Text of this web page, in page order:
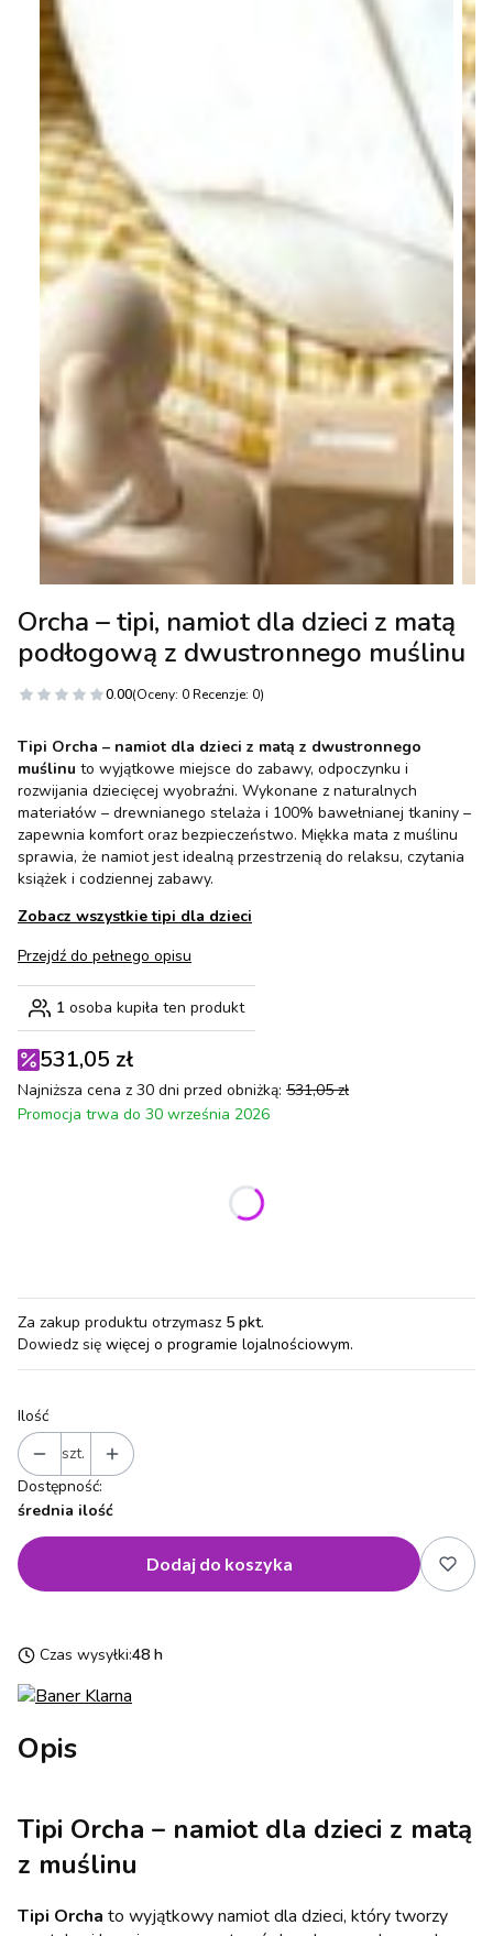
Orcha – tipi, namiot dla dzieci z matą
podłogową z dwustronnego muślinu
0.00(Oceny: 0 Recenzje: 0)
Tipi Orcha – namiot dla dzieci z matą z dwustronnego
muślinu to wyjątkowe miejsce do zabawy, odpoczynku i
rozwijania dziecięcej wyobraźni. Wykonane z naturalnych
materiałów – drewnianego stelaża i 100% bawełnianej tkaniny –
zapewnia komfort oraz bezpieczeństwo. Miękka mata z muślinu
sprawia, że namiot jest idealną przestrzenią do relaksu, czytania
książek i codziennej zabawy.
Zobacz wszystkie tipi dla dzieci
Przejdź do pełnego opisu
1 osoba kupiła ten produkt
531,05 zł
Najniższa cena z 30 dni przed obniżką: 531,05 zł
Promocja trwa do 30 września 2026
Poszczególne warianty mogą różnić się ceną
Za zakup produktu otrzymasz 5 pkt.
Dowiedz się więcej o programie lojalnościowym.
Ilość
szt.
Dostępność:
średnia ilość
Dodaj do koszyka
Czas wysyłki:48 h
Opis
Tipi Orcha – namiot dla dzieci z matą
z muślinu
Tipi Orcha to wyjątkowy namiot dla dzieci, który tworzy